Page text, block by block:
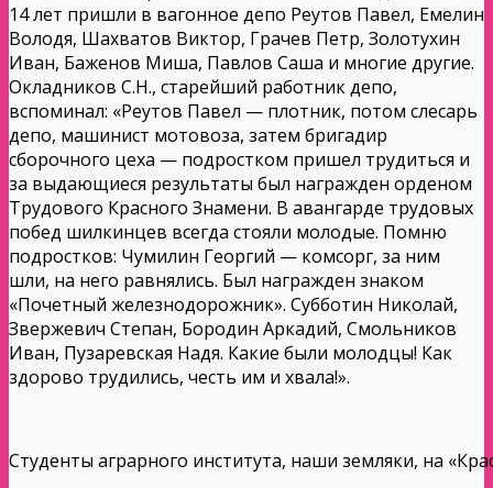
14 лет пришли в вагонное депо Реутов Павел, Емелин
Володя, Шахватов Виктор, Грачев Петр, Золотухин
Иван, Баженов Миша, Павлов Саша и многие другие.
Окладников С.Н., старейший работник депо,
вспоминал: «Реутов Павел — плотник, потом слесарь
депо, машинист мотовоза, затем бригадир
сборочного цеха — подростком пришел трудиться и
за выдающиеся результаты был награжден орденом
Трудового Красного Знамени. В авангарде трудовых
побед шилкинцев всегда стояли молодые. Помню
подростков: Чумилин Георгий — комсорг, за ним
шли, на него равнялись. Был награжден знаком
«Почетный железнодорожник». Субботин Николай,
Звержевич Степан, Бородин Аркадий, Смольников
Иван, Пузаревская Надя. Какие были молодцы! Как
здорово трудились, честь им и хвала!».
Студенты аграрного института, наши земляки, на